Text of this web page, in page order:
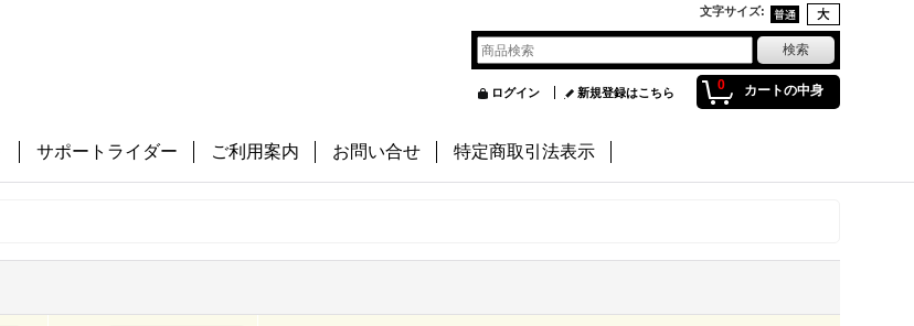
文字サイズ:
0 カートの中身
ログイン 新規登録はこちら
サポートライダー ご利用案内 お問い合せ 特定商取引法表示